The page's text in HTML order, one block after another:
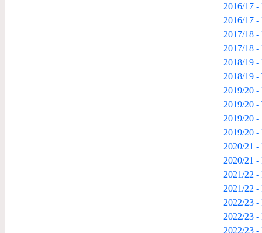
2016/17 -
2016/17 -
2017/18 -
2017/18 -
2018/19 -
2018/19 -
2019/20 -
2019/20 -
2019/20 -
2019/20 -
2020/21 -
2020/21 -
2021/22 -
2021/22 -
2022/23 -
2022/23 -
2022/23